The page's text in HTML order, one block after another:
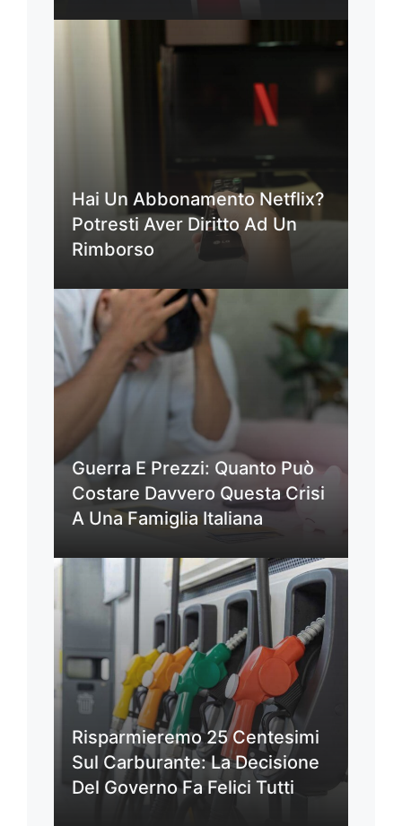
Hai Un Abbonamento Netflix?
Potresti Aver Diritto Ad Un
Rimborso
Guerra E Prezzi: Quanto Può
Costare Davvero Questa Crisi
A Una Famiglia Italiana
Risparmieremo 25 Centesimi
Sul Carburante: La Decisione
Del Governo Fa Felici Tutti